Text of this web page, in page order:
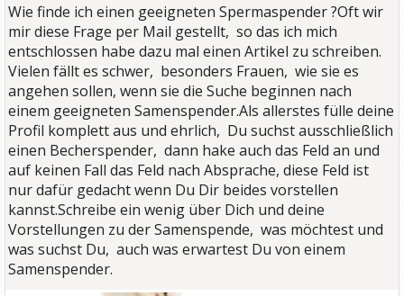
Wie finde ich einen geeigneten Spermaspender ?Oft wir
mir diese Frage per Mail gestellt, so das ich mich
entschlossen habe dazu mal einen Artikel zu schreiben.
Vielen fällt es schwer, besonders Frauen, wie sie es
angehen sollen, wenn sie die Suche beginnen nach
einem geeigneten Samenspender.Als allerstes fülle deine
Profil komplett aus und ehrlich, Du suchst ausschließlich
einen Becherspender, dann hake auch das Feld an und
auf keinen Fall das Feld nach Absprache, diese Feld ist
nur dafür gedacht wenn Du Dir beides vorstellen
kannst.Schreibe ein wenig über Dich und deine
Vorstellungen zu der Samenspende, was möchtest und
was suchst Du, auch was erwartest Du von einem
Samenspender.